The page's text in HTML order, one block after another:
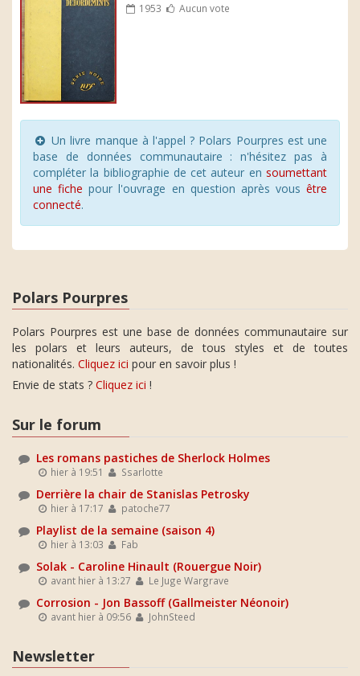
1953 Aucun vote
Un livre manque à l'appel ? Polars Pourpres est une
base de données communautaire : n'hésitez pas à
compléter la bibliographie de cet auteur en soumettant
une fiche pour l'ouvrage en question après vous être
connecté.
Polars Pourpres
Polars Pourpres est une base de données communautaire sur
les polars et leurs auteurs, de tous styles et de toutes
nationalités. Cliquez ici pour en savoir plus !
Envie de stats ? Cliquez ici !
Sur le forum
Les romans pastiches de Sherlock Holmes
hier à 19:51 Ssarlotte
Derrière la chair de Stanislas Petrosky
hier à 17:17 patoche77
Playlist de la semaine (saison 4)
hier à 13:03 Fab
Solak - Caroline Hinault (Rouergue Noir)
avant hier à 13:27 Le Juge Wargrave
Corrosion - Jon Bassoff (Gallmeister Néonoir)
avant hier à 09:56 JohnSteed
Newsletter